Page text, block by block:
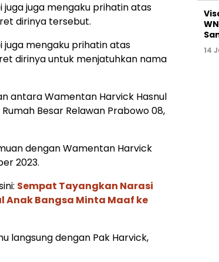
juga mengaku prihatin atas
dirinya tersebut.
juga mengaku prihatin atas
dirinya untuk menjatuhkan nama
antara Wamentan Harvick Hasnul
Besar Relawan Prabowo 08,
dengan Wamentan Harvick
2023.
Sempat Tayangkan Narasi
Anak Bangsa Minta Maaf ke
langsung dengan Pak Harvick,
14